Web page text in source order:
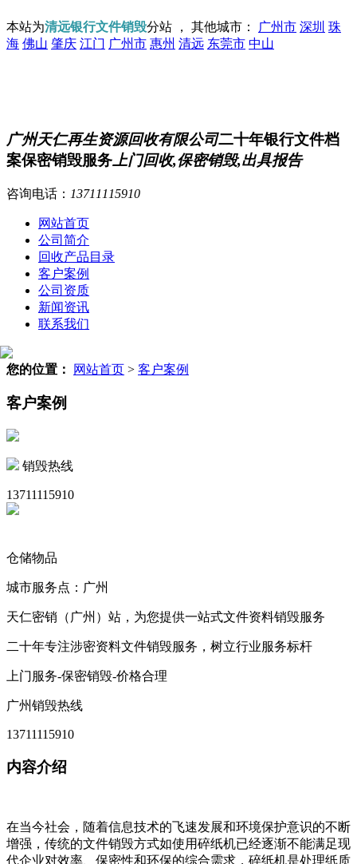
本站为清远银行文件销毁分站 ， 其他城市： 广州市 深圳 珠
海 佛山 肇庆 江门 广州市 惠州 清远 东莞市 中山
广州天仁再生资源回收有限公司二十年银行文件档
案保密销毁服务 上门回收,保密销毁,出具报告
咨询电话： 13711115910
网站首页
公司简介
回收产品目录
客户案例
公司资质
新闻资讯
联系我们
您的位置： 网站首页 > 客户案例
客户案例
销毁热线
13711115910
仓储物品
城市服务点：广州
天仁密销（广州）站，为您提供一站式文件资料销毁服务
二十年专注涉密资料文件销毁服务，树立行业服务标杆
上门服务-保密销毁-价格合理
广州销毁热线
13711115910
内容介绍
在当今社会，随着信息技术的飞速发展和环境保护意识的不断
增强，传统的文件销毁方式如使用碎纸机已经逐渐不能满足现
代企业对效率、保密性和环保的综合需求，碎纸机是处理纸质